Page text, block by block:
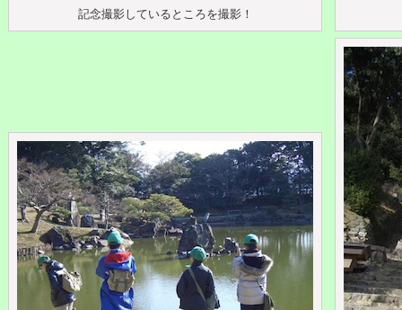
記念撮影しているところを撮影！